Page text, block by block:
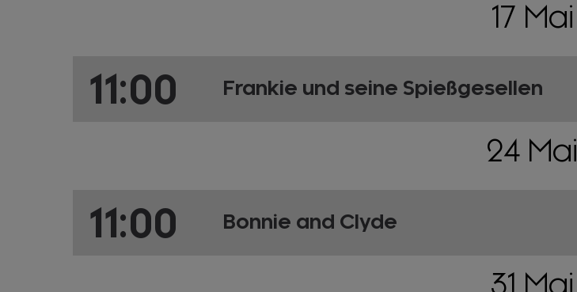
17 Mai
11:00 Frankie und seine Spießgesellen
24 Mai
11:00 Bonnie and Clyde